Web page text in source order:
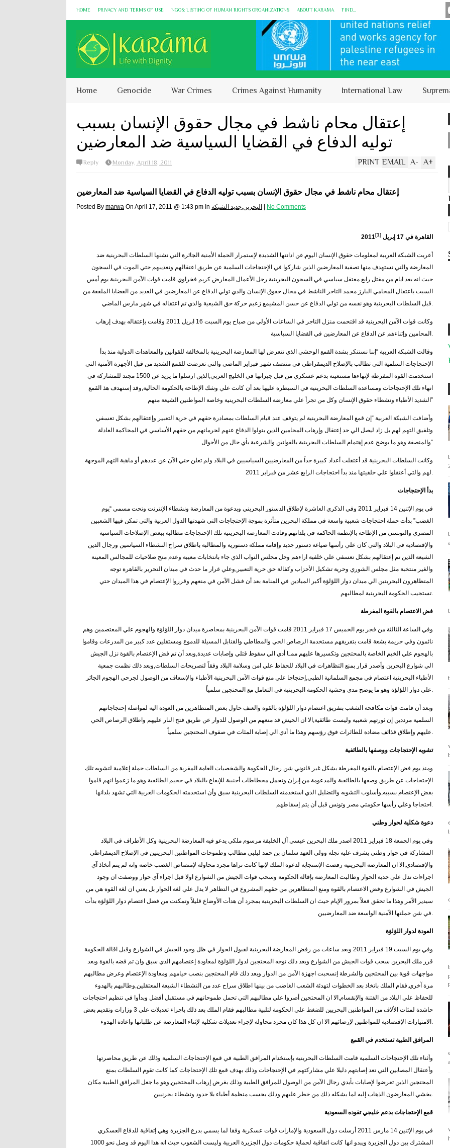
HOME PRIVACY AND TERMS OF USE NGOS: LISTING OF HUMAN RIGHTS ORGANIZATIONS ABOUT KARĀMA FIND...
Home Genocide War Crimes Crimes Against Humanity International Law
إعتقال محام ناشط في مجال حقوق الإنسان بسبب
توليه الدفاع في القضايا السياسية ضد المعارضين
Reply Monday, April 18, 2011 A+
A-
EMAIL
PRINT
إعتقال محام ناشط في مجال حقوق الإنسان بسبب توليه الدفاع في القضايا السياسية ضد المعارضين
Posted By marwa On April 17, 2011 @ 1:43 pm In البحرين,جديد الشبكة No Comments
القاهرة في 17 إبريل [1]
2011
أعربت الشبكة العربية لمعلومات حقوق الإنسان اليوم,عن ادانتها الشديدة لإستمرار الحملة الأمنية الجائرة التي تشنها السلطات البحرينية ضد
المعارضة والتي تستهدف منها تصفية المعارضين الذين شاركوا في الإحتجاجات السلمية عن طريق اعتقالهم وتعذيبهم حتي الموت في السجون
حيث انه بعد ايام من مقتل رابع معتقل سياسي في السجون البحرينية رجل الأعمال المعارض كريم فخراوي قامت قوات الآمن البحرينية يوم أمس
السبت باعتقال المحامي البارز محمد التاجر الناشط في مجال حقوق الإنسان والذي تولي الدفاع عن المعارضين في العديد من القضايا الملفقة من
قبل السلطات البحرينية وهو نفسه من تولي الدفاع عن حسن المشيمع زعيم حركة حق الشيعية والذي تم اعتقاله في شهر مارس الماضي.
وكانت قوات الآمن البحرينية قد اقتحمت منزل التاجر في الساعات الأولي من صباح يوم السبت 16 ابريل 2011 وقامت بإعتقاله بهدف إرهاب
المحامين وإثناءهم عن الدفاع عن المعارضين في القضايا السياسية.
وقالت الشبكة العربية “إننا نستنكر بشدة القمع الوحشي الذي تتعرض لها المعارضة البحرينية بالمخالفة للقوانين والمعاهدات الدولية منذ بدأ
الإحتجاجات السلمية التي تطالب بالإصلاح الديمقراطي في منتصف شهر فبراير الماضي والتي تعرضت للقمع الشديد من قبل الأجهزة الأمنية التي
استخدمت القوة المفرطة لإنهاءها مستعينة بدعم عسكري من قبل جيرانها في الخليج العربي,الذين ارسلوا ما يزيد عن 1500 مجند للمشاركة في
انهاء تلك الإحتجاجات ومساعدة السلطات البحرينية في السيطرة عليها بعد أن كانت علي وشك الإطاحة بالحكومة الحالية,وقد إستهدف هذ القمع
الشديد الأطباء ونشطاء حقوق الإنسان وكل من تجرأ علي معارضة السلطات البحرينية وخاصة المواطنين الشيعة منهم”
وأضافت الشبكة العربية “إن قمع المعارضة البحرينية لم يتوقف عند قيام السلطات بمصادرة حقهم في حرية التعبير وإعتقالهم بشكل تعسفي
وتلفيق التهم لهم بل زاد ليصل الي حد إعتقال وإرهاب المحامين الذين يتولوا الدفاع عنهم لحرمانهم من حقهم الأساسي في المحاكمة العادلة
والمنصفة وهو ما يوضح عدم إهتمام السلطات البحرينية بالقوانين والشرعية بأي حال من الأحوال”
وكانت السلطات البحرينية قد أعتقلت أعداد كبيرة جداً من المعارضيين السياسيين في البلاد ولم تعلن حتي الآن عن عددهم أو ماهية التهم الموجهة
لهم والتي أعتقلوا علي خلفيتها منذ بدأ احتجاجات الرابع عشر من فبراير 2011.
بدأ الإحتجاجات
في يوم الإثنين 14 فبراير 2011 وفي الذكري العاشرة لإطلاق الدستور البحريني وبدعوة من المعارضة ونشطاء الإنترنت وتحت مسمي “يوم
الغضب” بدأت حملة احتجاجات شعبية واسعة في مملكة البحرين متأثرة بموجة الإحتجاجات التي شهدتها الدول العربية والتي تمكن فيها الشعبين
المصري والتونسي من الإطاحة بالإنظمة الحاكمة في بلدانهم,وقادت المعارضة البحرينية تلك الإحتجاجات مطالبة ببعض الإصلاحات السياسية
والإقتصادية في البلاد والتي كان علي رأسها صياغة دستور جديد وإقامة مملكة دستورية والمطالبة باطلاق سراح النشطاء السياسين ورجال الدين
الشيعة الذين تم إعتقالهم بشكل تعسفي علي خلفية اراءهم وحل مجلس النواب الذي جاء بانتخابات معيبة وعدم منح صلاحيات للمجالس المعينة
والغير منتخبة مثل مجلس الشوري وحرية تشكيل الأحزاب وكفالة حق حرية التعبير,وعلي غرار ما حدث في ميدان التحرير بالقاهرة توجه
المتظاهرون البحرينين الي ميدان دوار اللؤلؤة أكبر الميادين في المنامة بعد أن فشل الآمن في منعهم وقرروا الإعتصام في هذا الميدان حتي
تستجيب الحكومة البحرينية لمطالبهم.
فض الاعتصام بالقوة المفرطة
وفي الساعة الثالثة من فجر يوم الخميس 17 فبراير 2011 قامت قوات الآمن البحرينية بمحاصرة ميدان دوار اللؤلؤة والهجوم علي المعتصمين وهم
نائمون وفي جريمة بشعة قامت بتفريقهم مستخدمة الرصاص الحي والمطاطي والقنابل المسيلة للدموع ومستقلين عدد كبير من المدرعات وقاموا
بالهجوم علي الخيم الخاصة بالمحتجين وتكسيرها عليهم ممـا أدي الي سقوط قتلي وإصابات عديدة,وبعد أن تم فض الإعتصام بالقوة نزل الجيش
الي شوارع البحرين وأصدر قرار بمنع التظاهرات في البلاد للحفاظ علي امن وسلامة البلاد وفقاً لتصريحات السلطات,وبعد ذلك نظمت جمعية
الأطباء البحرينية اعتصام في مجمع السلمانية الطبي,إحتجاجا علي منع قوات الآمن البحرينية الأطباء والإسعاف من الوصول لجرحي الهجوم الجائر
علي دوار اللؤلؤة وهو ما يوضح مدي وحشية الحكومة البحرينية في التعامل مع المحتجين سلمياً.
وبعد أن قامت قوات مكافحة الشغب بتفريق اعتصام دوار اللؤلؤة بالقوة والعنف حاول بعض المتظاهرين من العودة اليه لمواصلة إحتجاجاتهم
السلمية مرددين إن ثورتهم شعبية وليست طائفية,الا ان الجيش قد منعهم من الوصول للدوار عن طريق فتح النار عليهم واطلاق الرصاص الحي
عليهم وإطلاق قذائف مضادة للطائرات فوق رؤسهم وهذا ما أدي الي إصابة المئات في صفوف المحتجين سلمياً.
تشويه الإحتجاجات ووصفها بالطائفية
ومنذ يوم فض الإعتصام بالقوة المفرطة بشكل غير قانوني شن رجال الحكومة والشخصيات العامة المقربة من السلطات حملة إعلامية لتشويه تلك
الإحتجاجات عن طريق وصفها بالطائفية والمدعومة من إيران وتحمل مخطاطات أجنبية للإيقاع بالبلاد في جحيم الطائفية وهو ما زعموا انهم قاموا
بفض الإعتصام بسببه,وأسلوب التشويه والتضليل الذي استخدمته السلطات البحرينية سبق وأن استخدمته الحكومات العربية التي تشهد بلدانها
احتجاجا وعلي رأسها حكومتي مصر وتونس قبل أن يتم إسقاطهم.
دعوة شكلية لحوار وطني
وفي يوم الجمعة 18 فبراير 2011 اصدر ملك البحرين عيسي آل الخليفة مرسوم ملكي يدعو فيه المعارضة البحرينية وكل الأطراف في البلاد
المشاركة في حوار وطني يشرف عليه نجله وولي العهد سلمان بن حمد ليلبي مطالب وطموحات المواطنين البحرينين في الإصلاح الديمقراطي
والإقتصادي,الا ان المعارضة البحرينية رفضت الإستجابة لدعوة الملك لإنها كانت تراها مجرد محاولة لإمتصاص الغضب خاصة وانه لم يتم أتخاذ آي
اجراءات تدل علي جدية الحوار وطالبت المعارضة بإقالة الحكومة وسحب قوات الجيش من الشوارع اولا قبل اجراء آي حوار ووصفت ان وجود
الجيش في الشوارع وفض الاعتصام بالقوة ومنع المتظاهرين من حقهم المشروع في التظاهر لا يدل علي لغة الحوار بل يعني ان لغة القوة هي من
سيدير الآمر وهذا ما تحقق فعلاً بمرور الإيام حيث ان السلطات البحرينية بمجرد أن هدأت الأوضاع قليلاً وتمكنت من فضل اعتصام دوار اللؤلؤة بدأت
في شن حملتها الآمنية الواسعة ضد المعارضيين.
العودة لدوار اللؤلؤة
وفي يوم السبت 19 فبراير 2011 وبعد ساعات من رفض المعارضة البحرينية لقبول الحوار في ظل وجود الجيش في الشوارع وقبل اقالة الحكومة
قرر ملك البحرين سحب قوات الجيش من الشوارع وبعد ذلك توجه المحتجين لدوار اللؤلؤة لمعاودة إعتصامهم الذي سبق وان تم فضه بالقوة وبعد
مواجهات قوية بين المحتجين والشرطة إنسحبت اجهزة الآمن من الدوار وبعد ذلك قام المحتجين بنصب خيامهم ومعاودة الإعتصام وعرض مطالبهم
مرة آخري,فقام الملك باتخاذ بعد الخطوات لتهدئة الشعب الغاضب من بينها اطلاق سراح عدد من النشطاء الشيعة المعتقلين,وطالبهم بالهدوء
للحفاظ علي البلاد من الفتنة والإنقسام,الا ان المحتجين أصروا علي مطالبهم التي تحمل طموحاتهم في مستقبل أفضل وبدأوا في تنظيم احتجاجات
حاشدة لمئات الألاف من المواطنين البحريين للضغط علي الحكومة لتلبية مطالبهم فقام الملك بعد ذلك باجراء تعديلات علي 3 وزارات وتقديم بعض
الامتيازات الإقتصادية للمواطنين لإرضائهم الا ان كل هذا كان مجرد محاولة لإجراء تعديلات شكلية لإثناء المعارضة عن طلباتها واعادة الهدوء.
المرافق الطبية تستخدم في القمع
وأثناء تلك الإحتجاجات السلمية قامت السلطات البحرينية بإستخدام المرافق الطبية في قمع الإحتجاجات السلمية وذلك عن طريق محاصرتها
وأعتقال المصابين التي تعد إصابتهم دليلا علي مشاركتهم في الإحتجاجات وذلك بهدف قمع تلك الإحتجاجات كما كانت تقوم السلطات بمنع
المحتجين الذين تعرضوا لإصابات بأيدي رجال الآمن من الوصول للمرافق الطبية وذلك بغرض إرهاب المحتجين,وهو ما جعل المرافق الطبية مكان
يخشي المعارضون الذهاب إليه لما يشكله ذلك من خطر عليهم وذلك بحسب منظمة أطباء بلا حدود ونشطاء بحرنيين.
قمع الإحتجاجات بدعم خليجي تقوده السعودية
في يوم الإثنين 14 مارس 2011 أرسلت دول السعودية والإمارات قوات عسكرية وفقا لما يسمي بدرع الجزيرة وهي إتفاقية للدفاع العسكري
المشترك بين دول الجزيرة ويبدو انها كانت اتفاقية لحماية حكومات دول الجزيرة العربية وليست الشعوب حيث انه هذا اليوم قد وصل نحو 1000